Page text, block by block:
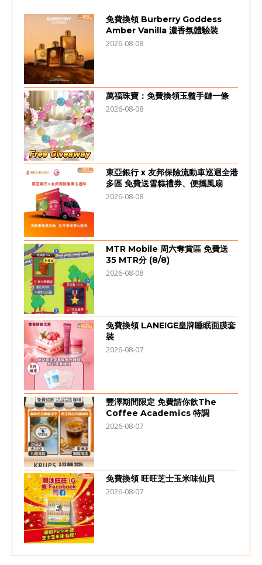
免費換領 Burberry Goddess
Amber Vanilla 濃香氛體驗裝
2026-08-08
萬福珠寶：免費換領玉髓手鏈一條
2026-08-08
東亞銀行 x 友邦保險流動車巡迴全港
多區 免費送雪糕禮券、便攜風扇
2026-08-08
MTR Mobile 周六奪賞區 免費送
35 MTR分 (8/8)
2026-08-08
免費換領 LANEIGE皇牌睡眠面膜套
裝
2026-08-07
豐澤期間限定 免費請你飲The
Coffee Academïcs 特調
2026-08-07
免費換領 旺旺芝士玉米味仙貝
2026-08-07